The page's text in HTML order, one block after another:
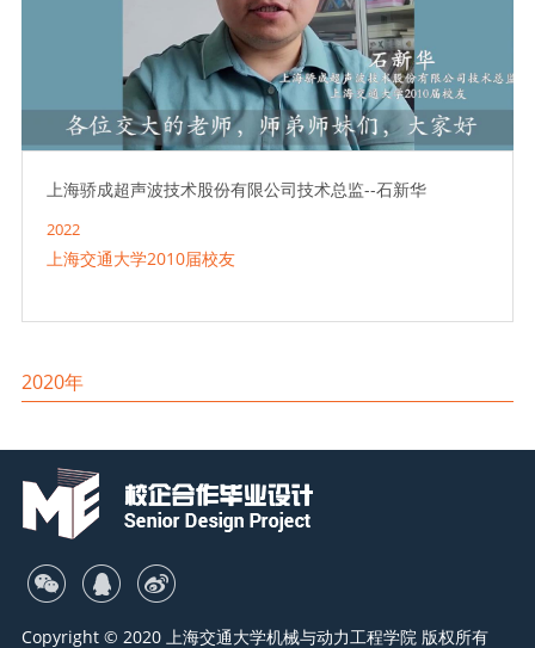
上海骄成超声波技术股份有限公司技术总监--石新华
2022
上海交通大学2010届校友
2020年
Copyright © 2020 上海交通大学机械与动力工程学院 版权所有